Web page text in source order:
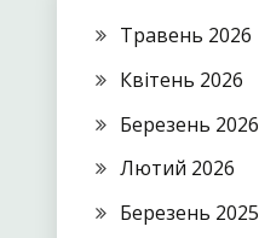
Травень 2026
Квітень 2026
Березень 2026
Лютий 2026
Березень 2025